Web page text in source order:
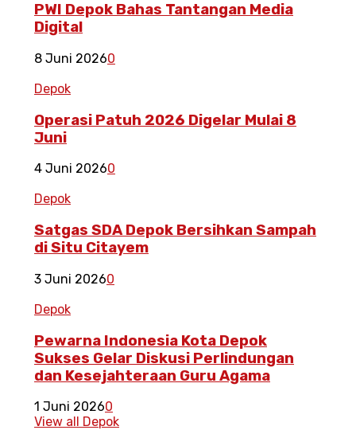
PWI Depok Bahas Tantangan Media
Digital
8 Juni 20260
Depok
Operasi Patuh 2026 Digelar Mulai 8
Juni
4 Juni 20260
Depok
Satgas SDA Depok Bersihkan Sampah
di Situ Citayem
3 Juni 20260
Depok
Pewarna Indonesia Kota Depok
Sukses Gelar Diskusi Perlindungan
dan Kesejahteraan Guru Agama
1 Juni 20260
View all Depok